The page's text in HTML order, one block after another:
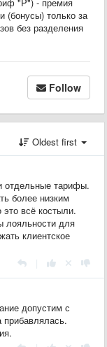
(бонусы) только за
без разделения
Follow
Oldest first
отдельные тарифы.
более низким
всё костыли.
для
клиентское
допустим с
прибавлялась.